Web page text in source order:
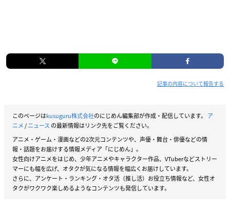
記事の内容について報告する
このページはkusuguru株式会社のにじめん編集部が作成・配信しています。 ア
ニメ/ニュース の最新情報はリンク先をご覧ください。
アニメ・ゲーム・漫画などの2次元コンテンツや、声優・舞台・俳優などの情
報・話題をお届けする情報メディア「にじめん」。
女性向けアニメをはじめ、少年アニメやキャラクター作品、VTuberなどストリー
マーにも幅を広げ、オタクが気になる情報を幅広くお届けしています。
さらに、アンケート・ランキング・オタ活（推し活）お役立ち情報など、女性オ
タクがワクワク楽しめるようなコンテンツも発信しています。